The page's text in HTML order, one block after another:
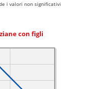
i valori non significativi
con figli